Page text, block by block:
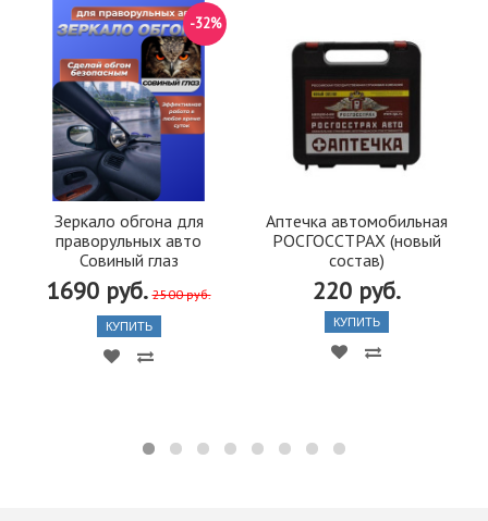
Зеркало обгона для
праворульных авто
Совиный глаз
1690 руб. 2500 руб.
-32%
КУПИТЬ
Аптечка автомобильная
РОСГОССТРАХ (новый
состав)
220 руб.
КУПИТЬ